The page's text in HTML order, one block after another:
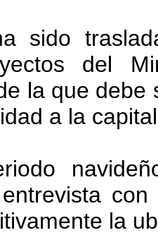
sido
del
la que
a la
la